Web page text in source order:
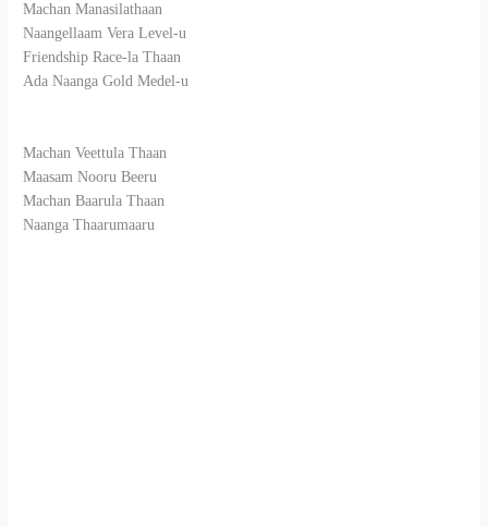
Machan Manasilathaan
Naangellaam Vera Level-u
Friendship Race-la Thaan
Ada Naanga Gold Medel-u
Machan Veettula Thaan
Maasam Nooru Beeru
Machan Baarula Thaan
Naanga Thaarumaaru